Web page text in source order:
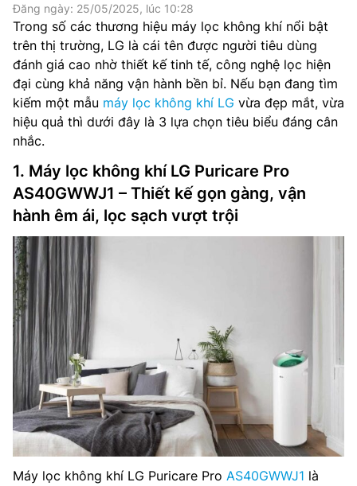
Đăng ngày: 25/05/2025, lúc 10:28
Trong số các thương hiệu máy lọc không khí nổi bật
trên thị trường, LG là cái tên được người tiêu dùng
đánh giá cao nhờ thiết kế tinh tế, công nghệ lọc hiện
đại cùng khả năng vận hành bền bỉ. Nếu bạn đang tìm
kiếm một mẫu máy lọc không khí LG vừa đẹp mắt, vừa
hiệu quả thì dưới đây là 3 lựa chọn tiêu biểu đáng cân
nhắc.
1. Máy lọc không khí LG Puricare Pro
AS40GWWJ1 – Thiết kế gọn gàng, vận
hành êm ái, lọc sạch vượt trội
Máy lọc không khí LG Puricare Pro AS40GWWJ1 là